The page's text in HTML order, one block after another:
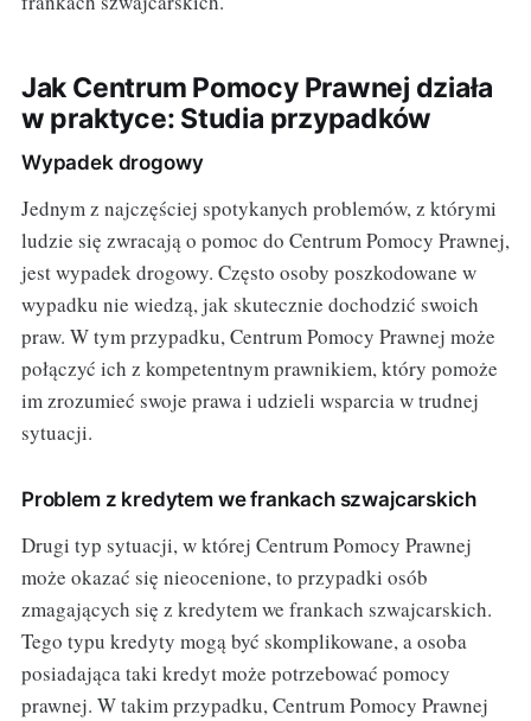
Jak Centrum Pomocy Prawnej działa
w praktyce: Studia przypadków
Wypadek drogowy
Jednym z najczęściej spotykanych problemów, z którymi
ludzie się zwracają o pomoc do Centrum Pomocy Prawnej,
jest wypadek drogowy. Często osoby poszkodowane w
wypadku nie wiedzą, jak skutecznie dochodzić swoich
praw. W tym przypadku, Centrum Pomocy Prawnej może
połączyć ich z kompetentnym prawnikiem, który pomoże
im zrozumieć swoje prawa i udzieli wsparcia w trudnej
sytuacji.
Problem z kredytem we frankach szwajcarskich
Drugi typ sytuacji, w której Centrum Pomocy Prawnej
może okazać się nieocenione, to przypadki osób
zmagających się z kredytem we frankach szwajcarskich.
Tego typu kredyty mogą być skomplikowane, a osoba
posiadająca taki kredyt może potrzebować pomocy
prawnej. W takim przypadku, Centrum Pomocy Prawnej